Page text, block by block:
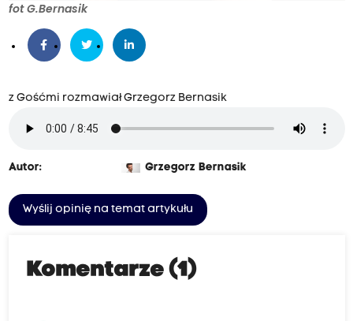
fot G.Bernasik
z Gośćmi rozmawiał Grzegorz Bernasik
Autor: Grzegorz Bernasik
Wyślij opinię na temat artykułu
Komentarze (1)